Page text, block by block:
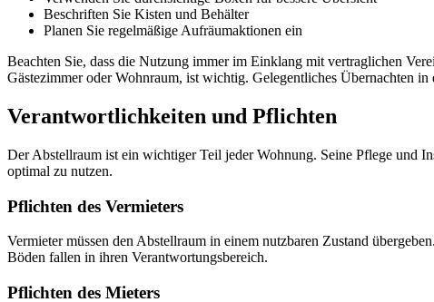
Beschriften Sie Kisten und Behälter
Planen Sie regelmäßige Aufräumaktionen ein
Beachten Sie, dass die Nutzung immer im Einklang mit vertraglichen
Gästezimmer oder Wohnraum, ist wichtig. Gelegentliches Übernachten
Verantwortlichkeiten und Pflichten
Der Abstellraum ist ein wichtiger Teil jeder Wohnung. Seine Pflege und
optimal zu nutzen.
Pflichten des Vermieters
Vermieter müssen den Abstellraum in einem nutzbaren Zustand
Böden fallen in ihren Verantwortungsbereich.
Pflichten des Mieters